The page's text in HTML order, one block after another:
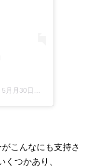
日午前1時50分PDT
こんなにも支持さ
つかあり、